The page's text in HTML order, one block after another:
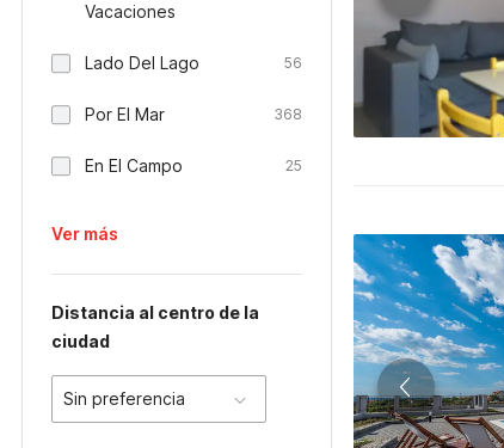
Vacaciones
Lado Del Lago 56
Por El Mar 368
En El Campo 25
Ver más
Distancia al centro de la
ciudad
Sin preferencia